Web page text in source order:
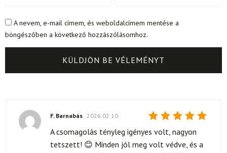
A nevem, e-mail címem, és weboldalcímem mentése a
böngészőben a következő hozzászólásomhoz.
Értékelés:
/ 5
F. Barnabás 2026.02.10.
A csomagolás tényleg igényes volt, nagyon
tetszett! 😊 Minden jól meg volt védve, és a